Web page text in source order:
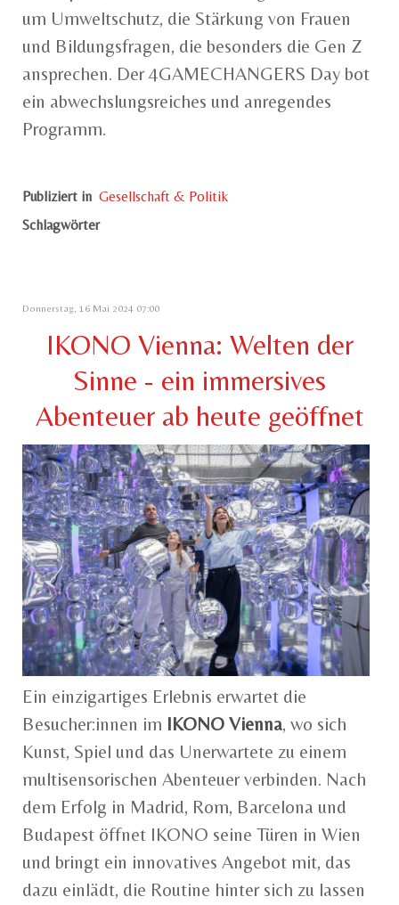
um Umweltschutz, die Stärkung von Frauen
und Bildungsfragen, die besonders die Gen Z
ansprechen. Der 4GAMECHANGERS Day bot
ein abwechslungsreiches und anregendes
Programm.
Publiziert in Gesellschaft & Politik
Schlagwörter
Donnerstag, 16 Mai 2024 07:00
IKONO Vienna: Welten der
Sinne - ein immersives
Abenteuer ab heute geöffnet
Ein einzigartiges Erlebnis erwartet die
Besucher:innen im IKONO Vienna, wo sich
Kunst, Spiel und das Unerwartete zu einem
multisensorischen Abenteuer verbinden. Nach
dem Erfolg in Madrid, Rom, Barcelona und
Budapest öffnet IKONO seine Türen in Wien
und bringt ein innovatives Angebot mit, das
dazu einlädt, die Routine hinter sich zu lassen